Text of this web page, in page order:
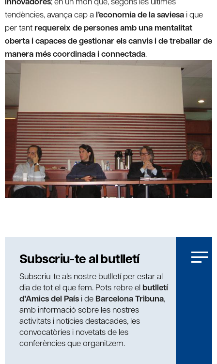
tendències, avança cap a l’economia de la saviesa i que
per tant requereix de persones amb una mentalitat
oberta i capaces de gestionar els canvis i de treballar de
manera més coordinada i connectada.
Subscriu-te al butlletí
Subscriu-te als nostre butlletí per estar al
dia de tot el que fem. Pots rebre el butlletí
d’Amics del País i de Barcelona Tribuna,
amb informació sobre les nostres
activitats i notícies destacades, les
convocatòries i novetats de les
conferències que organitzem.